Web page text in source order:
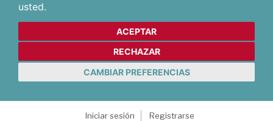
usted.
ACEPTAR
RECHAZAR
CAMBIAR PREFERENCIAS
Iniciar sesión
Registrarse